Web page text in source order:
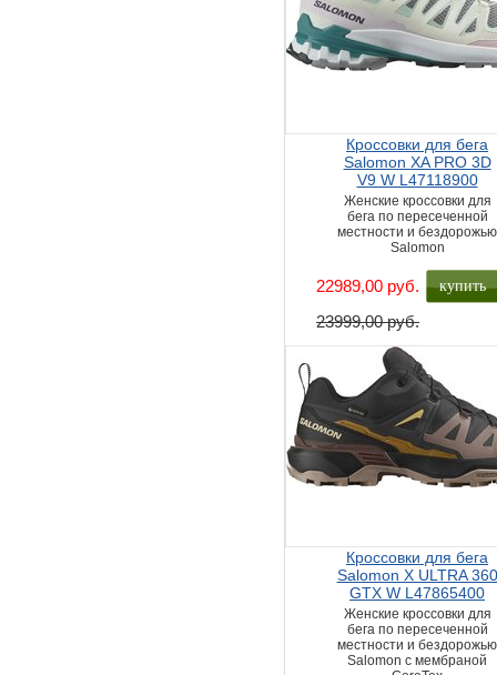
Кроссовки для бега
Salomon XA PRO 3D
V9 W L47118900
Женские кроссовки для
бега по пересеченной
местности и бездорожью
Salomon
22989,00 руб.
23999,00 руб.
купить
Кроссовки для бега
Salomon X ULTRA 360
GTX W L47865400
Женские кроссовки для
бега по пересеченной
местности и бездорожью
Salomon с мембраной